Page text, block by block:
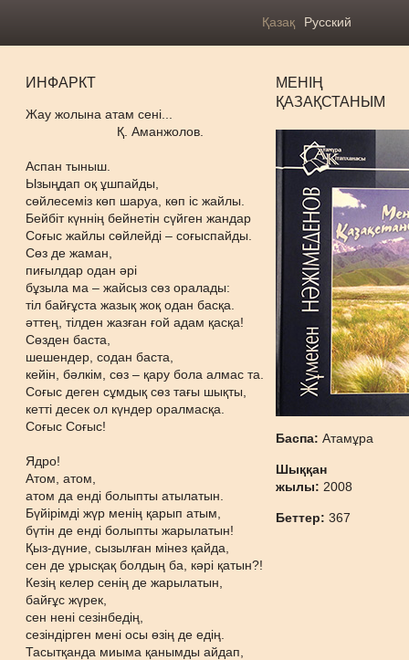
Қазақ Русский
ИНФАРКТ
Жау жолына атам сені...
Қ. Аманжолов.
Аспан тыныш.
Ызыңдап оқ ұшпайды,
сөйлесеміз көп шаруа, көп іс жайлы.
Бейбіт күннің бейнетін сүйген жандар
Соғыс жайлы сөйлейді – соғыспайды.
Сөз де жаман,
пиғылдар одан әрі
бұзыла ма – жайсыз сөз оралады:
тіл байғұста жазық жоқ одан басқа.
әттең, тілден жазған ғой адам қасқа!
Сөзден баста,
шешендер, содан баста,
кейін, бәлкім, сөз – қару бола алмас та.
Соғыс деген сұмдық сөз тағы шықты,
кетті десек ол күндер оралмасқа.
Соғыс Соғыс!
Ядро!
Атом, атом,
атом да енді болыпты атылатын.
Бүйірімді жүр менің қарып атым,
бүтін де енді болыпты жарылатын!
Қыз-дүние, сызылған мінез қайда,
сен де ұрысқақ болдың ба, кәрі қатын?!
Кезің келер сенің де жарылатын,
байғұс жүрек,
сен нені сезінбедің,
сезіндірген мені осы өзің де едің.
Тасытқанда миыма қанымды айдап,
МЕНІҢ
ҚАЗАҚСТАНЫМ
Баспа:Атамұра
Шыққан
жылы: 2008
Беттер:367